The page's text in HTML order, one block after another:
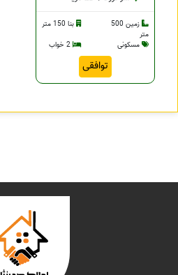
زمین 500
متر
بنا 150 متر
مسکونی
2 خواب
توافقی